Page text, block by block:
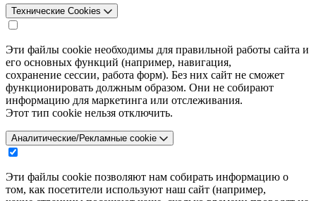
Технические Cookies
Эти файлы cookie необходимы для правильной работы сайта и
его основных функций (например, навигация,
сохранение сессии, работа форм). Без них сайт не сможет
функционировать должным образом. Они не собирают
информацию для маркетинга или отслеживания.
Этот тип cookie нельзя отключить.
Аналитические/Рекламные cookie
Эти файлы cookie позволяют нам собирать информацию о
том, как посетители используют наш сайт (например,